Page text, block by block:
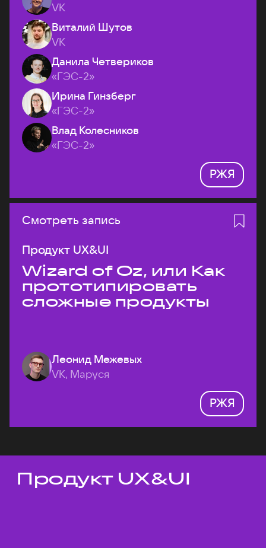
VK
Виталий Шутов
VK
Данила Четвериков
«ГЭС-2»
Ирина Гинзберг
«ГЭС-2»
Влад Колесников
«ГЭС-2»
РЖЯ
Смотреть запись
Продукт UX&UI
Wizard of Oz, или Как
прототипировать
сложные продукты
Леонид Межевых
VK, Маруся
РЖЯ
Темы докладов
Продукт UX&UI